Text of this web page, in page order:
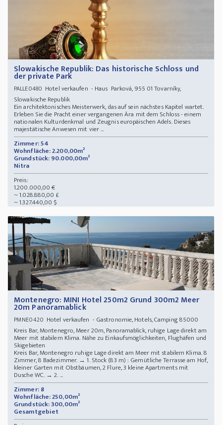
Slowakische Republik: Das historische Schloss und
der private Park
PALLE0480 Hotel verkaufen - Haus Parková, 955 01 Tovarníky,
Slowakische Republik
Ein architektonisches Meisterwerk, das auf sein nächstes Kapitel wartet.
Erleben Sie die Pracht einer vergangenen Ära mit dem Schloss - einem
nationalen Kulturdenkmal und Zeugnis europäischen Adels. Dieses
majestätische Anwesen mit vier ...
Zimmer: 54
Wohnfläche: 2.200,00m²
Grundstück: 90.000,00m²
Nitra
Preis:
1.200.000,00 €
~ 1.028.880,00 £
~ 1.327.440,00 $
Montenegro: MINI Hotel 250m2 Grund 300m2 Meer
20m Panoramablick
PMNE0420 Hotel verkaufen - Gastronomie, Hotels, Camping 85000
Kreis Bar, Montenegro, Meer 20m, Panoramablick, ruhige Lage direkt am
Meer mit stabilem Klima. Nähe zu Einkaufsmöglichkeiten, Flughäfen und
Skigebieten
Kreis Bar, Montenegro ruhige Lage direkt am Meer mit stabilem Klima. 8
Zimmer, 8 Badezimmer. → 1. Stock (83 m) : Gemütliche Terrasse am Hof,
kleiner Garten mit Obstbäumen, 2 Flure, 3 kleine Apartments mit
Dusche WC. → 2. ...
Zimmer: 8
Wohnfläche: 250,00m²
Grundstück: 300,00m²
Gesamtgebiet